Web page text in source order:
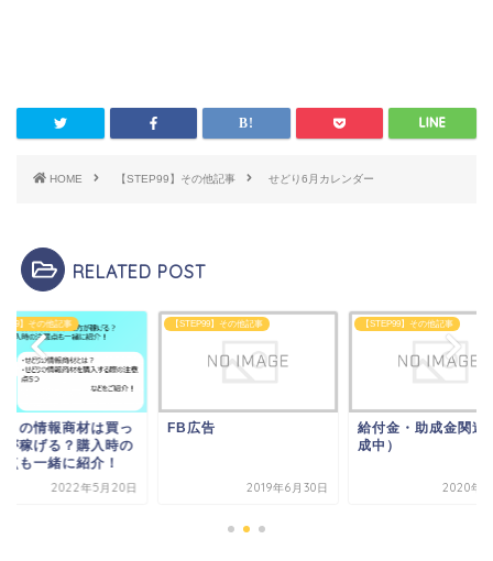
HOME 【STEP99】その他記事 せどり6月カレンダー
RELATED POST
】その他記事
告
2019年6月30日
【STEP99】その他記事
給付金・助成金関連（作
2020年6月1日
【STEP99】その他記事
せどりの情報商材は
た方が稼げる？購入
2022年5